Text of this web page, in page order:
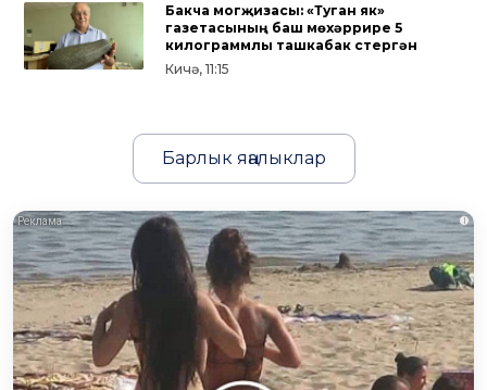
Бакча могҗизасы: «Туган як»
газетасының баш мөхәррире 5
килограммлы ташкабак үстергән
Кичә, 11:15
Барлык яңалыклар
i